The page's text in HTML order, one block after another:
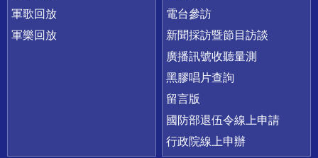
軍歌回放
軍樂回放
電台參訪
新聞採訪暨節目訪談
廣播訊號收聽量測
黑膠唱片查詢
留言版
國防部退伍令線上申請
行政院線上申辦